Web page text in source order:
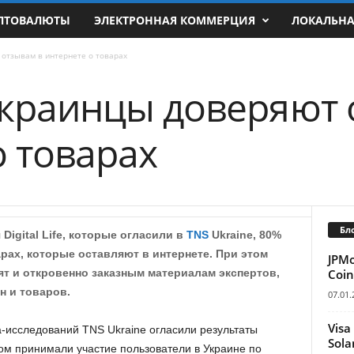
ЭЛЕКТРОННАЯ КОММЕРЦИЯ
в интернете о товарах
доверяют
товарах
Digital Life, которые огласили в TNSUkraine, 80%
которые оставляют в интернете. При этом
и откровенно заказным материалам экспертов,
и товаров.
TNS Ukraine огласили результаты
принимали участие пользователи в Украине по